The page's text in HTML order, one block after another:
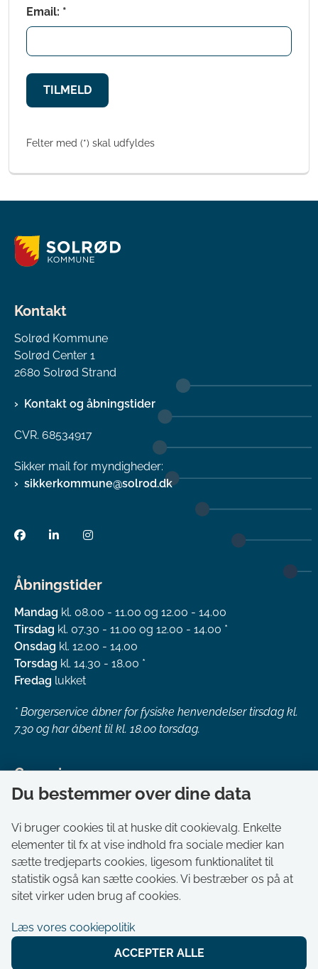
Email: *
TILMELD
Felter med (*) skal udfyldes
Kontakt
Solrød Kommune
Solrød Center 1
2680 Solrød Strand
Kontakt og åbningstider
CVR. 68534917
Sikker mail for myndigheder:
sikkerkommune@solrod.dk
Åbningstider
Mandag kl. 08.00 - 11.00 og 12.00 - 14.00
Tirsdag kl. 07.30 - 11.00 og 12.00 - 14.00 *
Onsdag kl. 12.00 - 14.00
Torsdag kl. 14.30 - 18.00 *
Fredag lukket
* Borgerservice åbner for fysiske henvendelser tirsdag kl.
7.30 og har åbent til kl. 18.00 torsdag.
Genveje
Om kommunen
Aktuelt
Akut hjælp
Bestil tid i Borgerservice
Ledige stillinger
Selvbetjening
Du bestemmer over dine data
Vi bruger cookies til at huske dit cookievalg. Enkelte
elementer til fx at vise indhold fra sociale medier kan
sætte tredjeparts cookies, ligesom funktionalitet til
statistik også kan sætte cookies. Vi bestræber os på at
sitet virker uden brug af cookies.
Læs vores cookiepolitik
ACCEPTER ALLE